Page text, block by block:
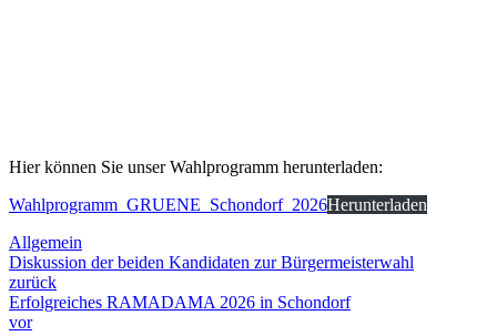
Hier können Sie unser Wahlprogramm herunterladen:
Wahlprogramm_GRUENE_Schondorf_2026Herunterladen
Allgemein
Diskussion der beiden Kandidaten zur Bürgermeisterwahl
zurück
Erfolgreiches RAMADAMA 2026 in Schondorf
vor